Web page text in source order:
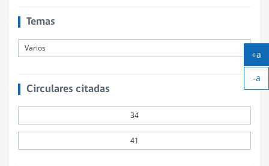
Temas
Varios
Circulares citadas
34
41
+a
-a